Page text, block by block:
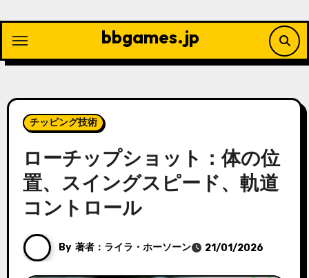
content
bbgames.jp
チッピング技術
ローチップショット：体の位
置、スイングスピード、軌道
コントロール
By 著者：ライラ・ホーソーン 21/01/2026